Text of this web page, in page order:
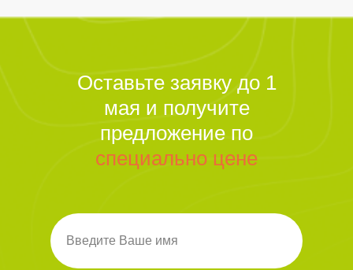
Оставьте заявку до 1
мая и получите
предложение по
специально цене
Введите Ваше имя